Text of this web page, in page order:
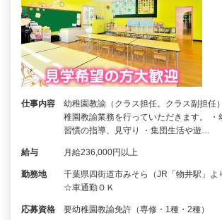
仕事内容
幼稚園教諭（クラス担任。クラス副担任
稚園教諭業務を行っていただきます。 ・
習慣の指導、見守り ・集団生活や遊…
給与 月給236,000円以上
勤務地
千葉県四街道市みそら（JR「物井駅」
☆車通勤ＯＫ
応募資格 要幼稚園教諭免許（専修・1種・2種）